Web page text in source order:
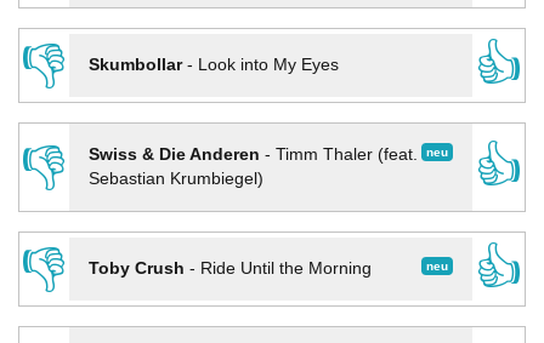
👎
Skumbollar- Look into My Eyes
👍
👎
neu
Swiss & Die Anderen - Timm Thaler (feat.
Sebastian Krumbiegel)
👍
👎
neu
Toby Crush - Ride Until the Morning
👍